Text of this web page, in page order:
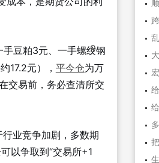
9
手豆粕3元、一手螺纹钢
17.2元）， 平今仓为万
交易前，务必查清所交
业竞争加剧，多数期
以争取到“交易所+1